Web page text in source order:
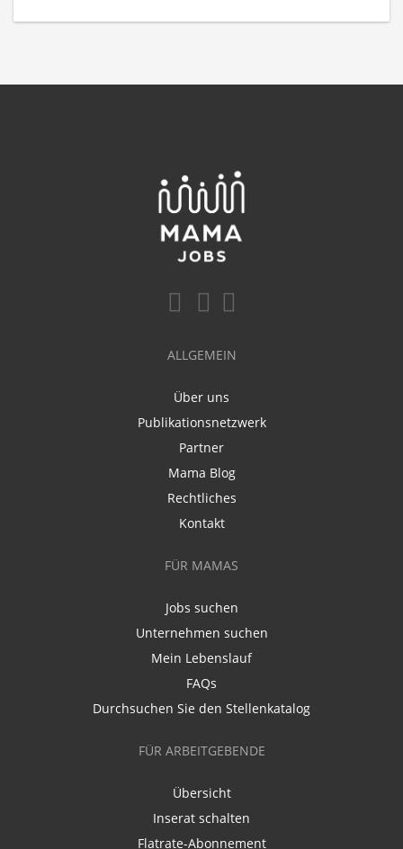
ALLGEMEIN
Über uns
Publikationsnetzwerk
Partner
Mama Blog
Rechtliches
Kontakt
FÜR MAMAS
Jobs suchen
Unternehmen suchen
Mein Lebenslauf
FAQs
Durchsuchen Sie den Stellenkatalog
FÜR ARBEITGEBENDE
Übersicht
Inserat schalten
Flatrate-Abonnement